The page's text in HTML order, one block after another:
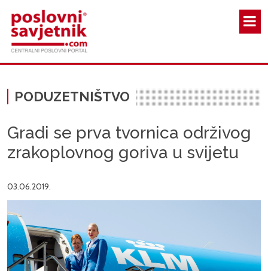
PODUZETNIŠTVO
Gradi se prva tvornica održivog
zrakoplovnog goriva u svijetu
03.06.2019.